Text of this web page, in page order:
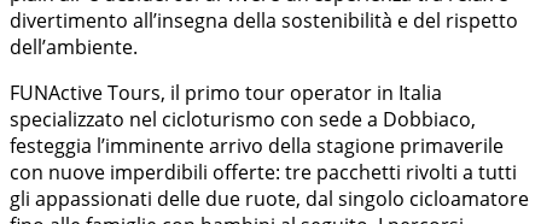
divertimento all’insegna della sostenibilità e del rispetto
dell’ambiente.
FUNActive Tours, il primo tour operator in Italia
specializzato nel cicloturismo con sede a Dobbiaco,
festeggia l’imminente arrivo della stagione primaverile
con nuove imperdibili offerte: tre pacchetti rivolti a tutti
gli appassionati delle due ruote, dal singolo cicloamatore